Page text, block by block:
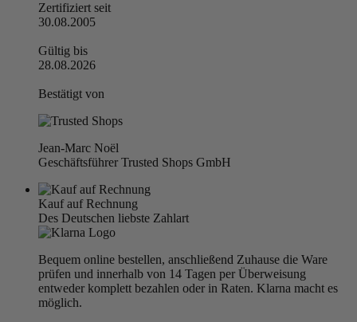
Zertifiziert seit
30.08.2005
Gültig bis
28.08.2026
Bestätigt von
Jean-Marc Noël
Geschäftsführer Trusted Shops GmbH
Kauf auf Rechnung
Des Deutschen liebste Zahlart
Bequem online bestellen, anschließend Zuhause die Ware
prüfen und innerhalb von 14 Tagen per Überweisung
entweder komplett bezahlen oder in Raten. Klarna macht es
möglich.